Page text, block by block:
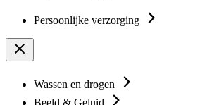
Persoonlijke verzorging
Wassen en drogen
Beeld & Geluid